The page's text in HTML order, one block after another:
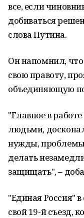
все, если
добиваться
слова Путина.
Он напомнил,
свою правоту,
объединяющую
"Главное в
людьми,
нужды,
делать
защищать", –
"Единая Россия"
свой 19-й съезд,